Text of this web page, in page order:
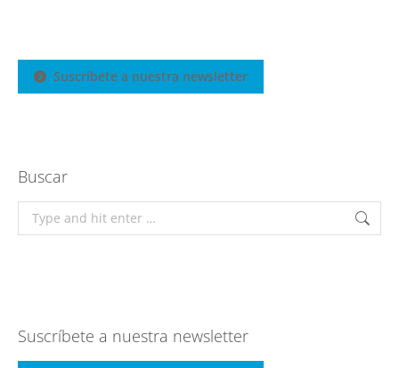
Suscríbete a nuestra newsletter
Buscar
Search:
Suscríbete a nuestra newsletter